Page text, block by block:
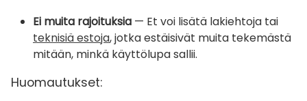
Ei muita rajoituksia — Et voi lisätä lakiehtoja tai
teknisiä estoja, jotka estäisivät muita tekemästä
mitään, minkä käyttölupa sallii.
Huomautukset: